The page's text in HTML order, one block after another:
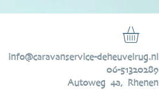
info@caravanservice-deheuvelrug.nl
06-51320289
Autoweg 4a, Rhenen